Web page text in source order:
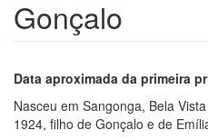
Gonçalo
Data aproximada da primeira
Nasceu em Sangonga, Bela
1924, filho de Gonçalo e de